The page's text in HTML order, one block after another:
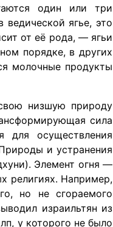
один или три
ягье, это
от её рода, — ягьи
порядке, в других
молочные продукты
низшую природу
сила
для осуществления
и устранения
Элемент огня —
религиях. Например,
но не сгораемого
израильтян из
у которого не было